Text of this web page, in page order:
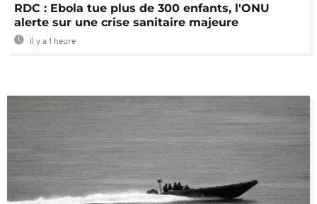
RDC : Ebola tue plus de 300 enfants, l'ONU
alerte sur une crise sanitaire majeure
Il y a 1 heure